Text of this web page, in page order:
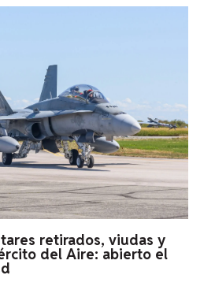
retirados, viudas y
del Aire: abierto el